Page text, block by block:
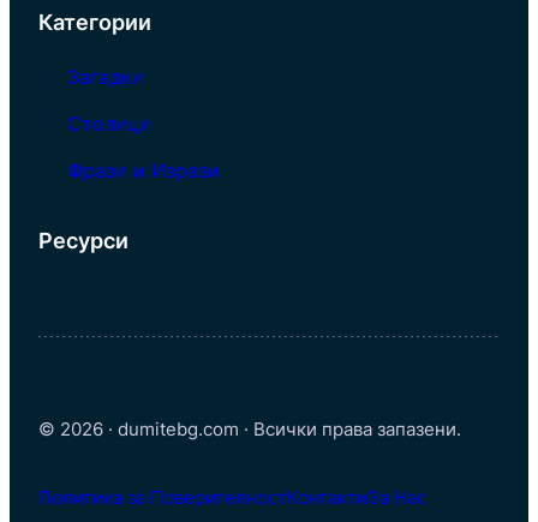
Категории
Загадки
Столици
Фрази и Изрази
Ресурси
© 2026 · dumitebg.com · Всички права запазени.
Политика за ПоверителностКонтактиЗа Нас